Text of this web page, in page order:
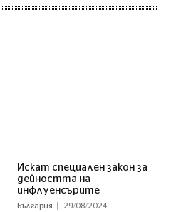
Искат специален закон за
дейността на
инфлуенсърите
България 29/08/2024